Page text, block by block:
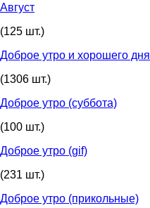
Август
(125 шт.)
Доброе утро и хорошего дня
(1306 шт.)
Доброе утро (суббота)
(100 шт.)
Доброе утро (gif)
(231 шт.)
Доброе утро (прикольные)